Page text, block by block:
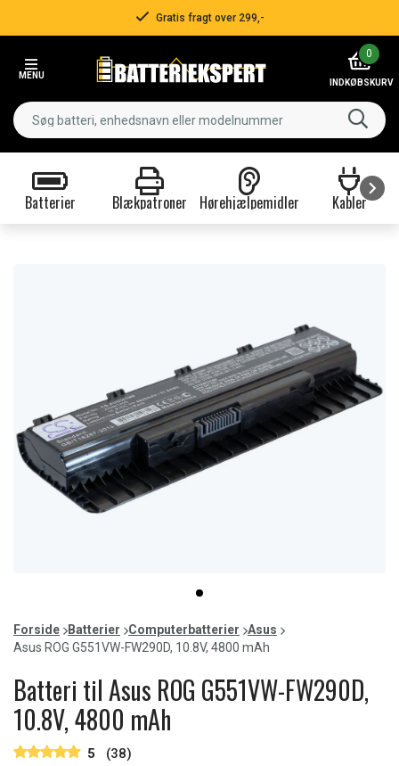
Gratis fragt over 299,-
MENU
0
INDKØBSKURV
Batterier Blækpatroner Hørehjælpemidler Kabler
item
0
of
1
Forside Batterier Computerbatterier
Asus
Asus ROG G551VW-FW290D, 10.8V, 4800 mAh
Batteri til Asus ROG G551VW-FW290D,
10.8V, 4800 mAh
5 (38)